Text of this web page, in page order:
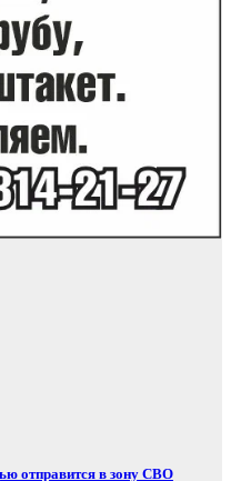
отправится в зону СВО